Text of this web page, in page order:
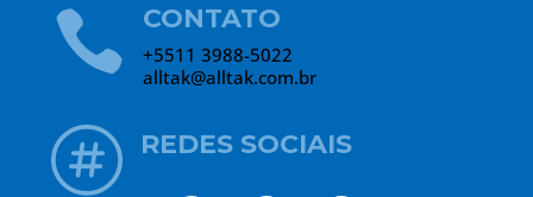
 CONTATO
+5511 3988-5022
alltak@alltak.com.br
 REDES SOCIAIS